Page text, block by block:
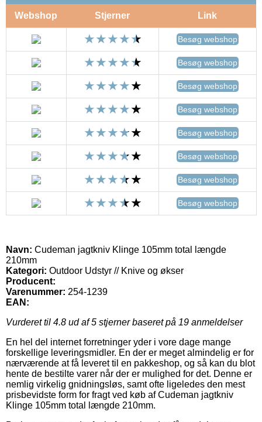
Webshop Stjerner Link
Besøg webshop
Besøg webshop
Besøg webshop
Besøg webshop
Besøg webshop
Besøg webshop
Besøg webshop
Besøg webshop
Navn: Cudeman jagtkniv Klinge 105mm total længde
210mm
Kategori: Outdoor Udstyr // Knive og økser
Producent:
Varenummer: 254-1239
EAN:
Vurderet til 4.8 ud af 5 stjerner baseret på 19 anmeldelser
En hel del internet forretninger yder i vore dage mange
forskellige leveringsmidler. En der er meget almindelig er for
nærværende at få leveret til en pakkeshop, og så kan du blot
hente de bestilte varer når der er mulighed for det. Denne er
nemlig virkelig gnidningsløs, samt ofte ligeledes den mest
prisbevidste form for fragt ved køb af Cudeman jagtkniv
Klinge 105mm total længde 210mm.